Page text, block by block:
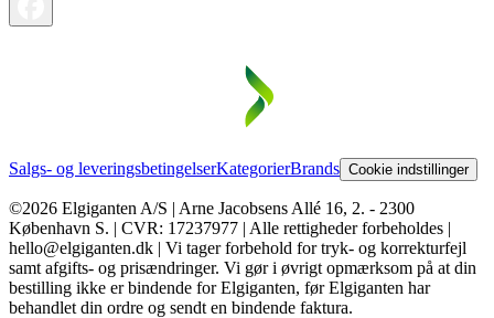
Salgs- og leveringsbetingelserKategorierBrands Cookie indstillinger
©2026 Elgiganten A/S | Arne Jacobsens Allé 16, 2. - 2300
København S. | CVR: 17237977 | Alle rettigheder forbeholdes |
hello@elgiganten.dk | Vi tager forbehold for tryk- og korrekturfejl
samt afgifts- og prisændringer. Vi gør i øvrigt opmærksom på at din
bestilling ikke er bindende for Elgiganten, før Elgiganten har
behandlet din ordre og sendt en bindende faktura.